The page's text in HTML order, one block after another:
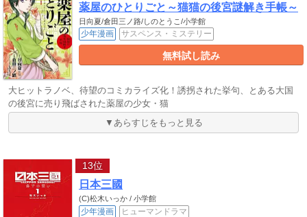
薬屋のひとりごと～猫猫の後宮謎解き手帳～
日向夏/倉田三ノ路/しのとうこ/小学館
少年漫画 サスペンス・ミステリー
無料試し読み
大ヒットラノベ、待望のコミカライズ化！誘拐された挙句、とある大国
の後宮に売り飛ばされた薬屋の少女・猫
▼あらすじをもっと見る
13位
日本三國
(C)松木いっか / 小学館
少年漫画 ヒューマンドラマ